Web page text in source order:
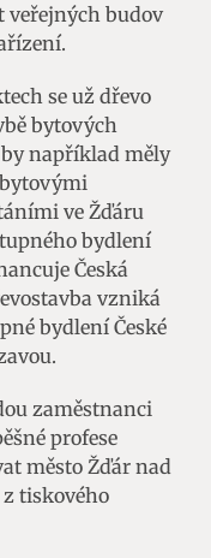
veřejných budov
se už dřevo
bytových
například měly
ve Žďáru
bydlení
Česká
vzniká
bydlení České
zaměstnanci
profese
město Žďár nad
z tiskového